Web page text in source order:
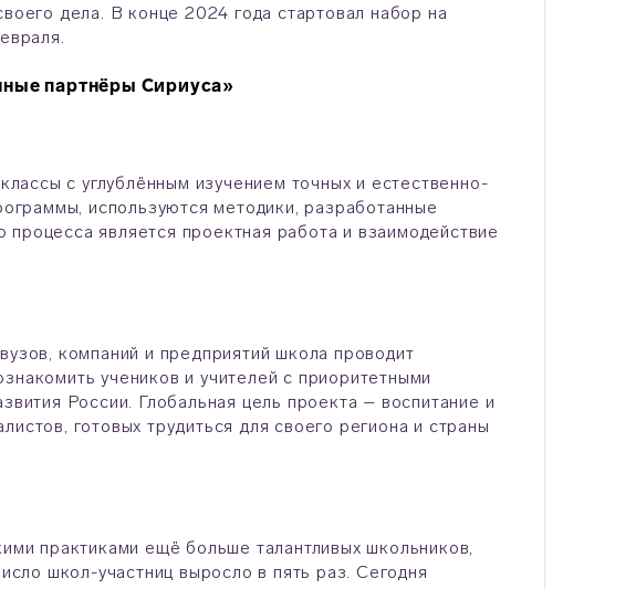
дела. В конце 2024 года стартовал набор на
партнёры Сириуса»
с углублённым изучением точных и естественно-
используются методики, разработанные
является проектная работа и взаимодействие
компаний и предприятий школа проводит
учеников и учителей с приоритетными
России. Глобальная цель проекта – воспитание и
готовых трудиться для своего региона и страны
практиками ещё больше талантливых школьников,
школ-участниц выросло в пять раз. Сегодня